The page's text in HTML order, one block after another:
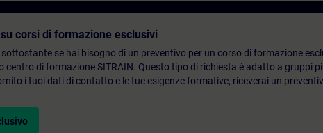
corsi di formazione esclusivi
se hai bisogno di un preventivo per un corso di formazione
centro di formazione SITRAIN. Questo tipo di richiesta è adatto a gruppi
i tuoi dati di contatto e le tue esigenze formative, riceverai un